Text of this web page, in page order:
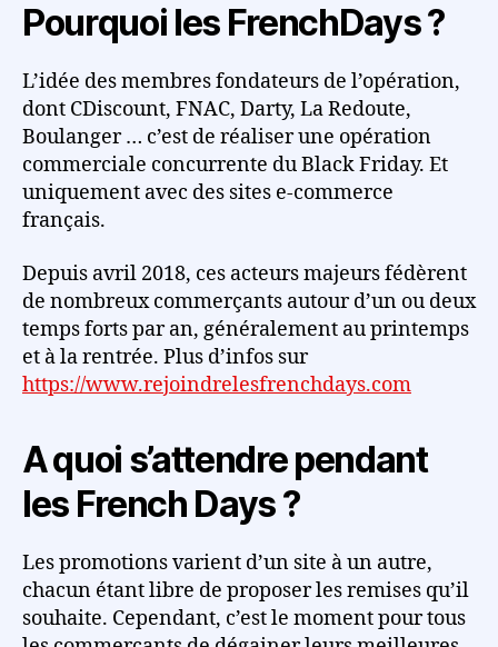
Pourquoi les FrenchDays ?
L’idée des membres fondateurs de l’opération,
dont CDiscount, FNAC, Darty, La Redoute,
Boulanger … c’est de réaliser une opération
commerciale concurrente du Black Friday. Et
uniquement avec des sites e-commerce
français.
Depuis avril 2018, ces acteurs majeurs fédèrent
de nombreux commerçants autour d’un ou deux
temps forts par an, généralement au printemps
et à la rentrée. Plus d’infos sur
https://www.rejoindrelesfrenchdays.com
A quoi s’attendre pendant
les French Days ?
Les promotions varient d’un site à un autre,
chacun étant libre de proposer les remises qu’il
souhaite. Cependant, c’est le moment pour tous